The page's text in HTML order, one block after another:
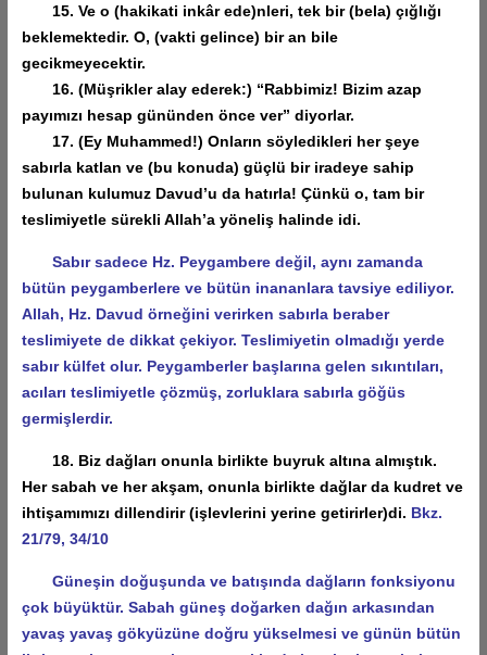
15. Ve o (hakikati inkâr ede)nleri, tek bir (bela) çığlığı
beklemektedir. O, (vakti gelince) bir an bile
gecikmeyecektir.
16. (Müşrikler alay ederek:) “Rabbimiz! Bizim azap
payımızı hesap gününden önce ver” diyorlar.
17. (Ey Muhammed!) Onların söyledikleri her şeye
sabırla katlan ve (bu konuda) güçlü bir iradeye sahip
bulunan kulumuz Davud’u da hatırla! Çünkü o, tam bir
teslimiyetle sürekli Allah’a yöneliş halinde idi.
Sabır sadece Hz. Peygambere değil, aynı zamanda
bütün peygamberlere ve bütün inananlara tavsiye ediliyor.
Allah, Hz. Davud örneğini verirken sabırla beraber
teslimiyete de dikkat çekiyor. Teslimiyetin olmadığı yerde
sabır külfet olur. Peygamberler başlarına gelen sıkıntıları,
acıları teslimiyetle çözmüş, zorluklara sabırla göğüs
germişlerdir.
18. Biz dağları onunla birlikte buyruk altına almıştık.
Her sabah ve her akşam, onunla birlikte dağlar da kudret ve
ihtişamımızı dillendirir (işlevlerini yerine getirirler)di. Bkz.
21/79, 34/10
Güneşin doğuşunda ve batışında dağların fonksiyonu
çok büyüktür. Sabah güneş doğarken dağın arkasından
yavaş yavaş gökyüzüne doğru yükselmesi ve günün bütün